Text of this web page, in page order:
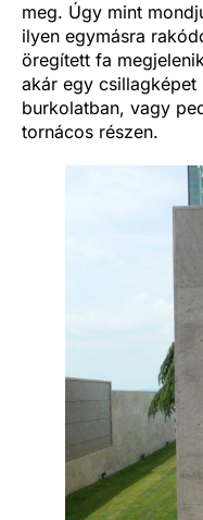
meg. Úgy mint
ilyen egymásra
öregített fa
akár egy
burkolatban, vagy
tornácos részen.